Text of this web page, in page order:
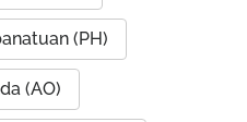
(PH)
(AO)